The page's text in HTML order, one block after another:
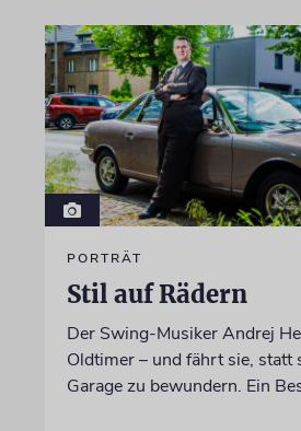
PORTRÄT
Stil auf Rädern
Der Swing-Musiker Andrej
Oldtimer – und fährt sie, statt
Garage zu bewundern. Ein